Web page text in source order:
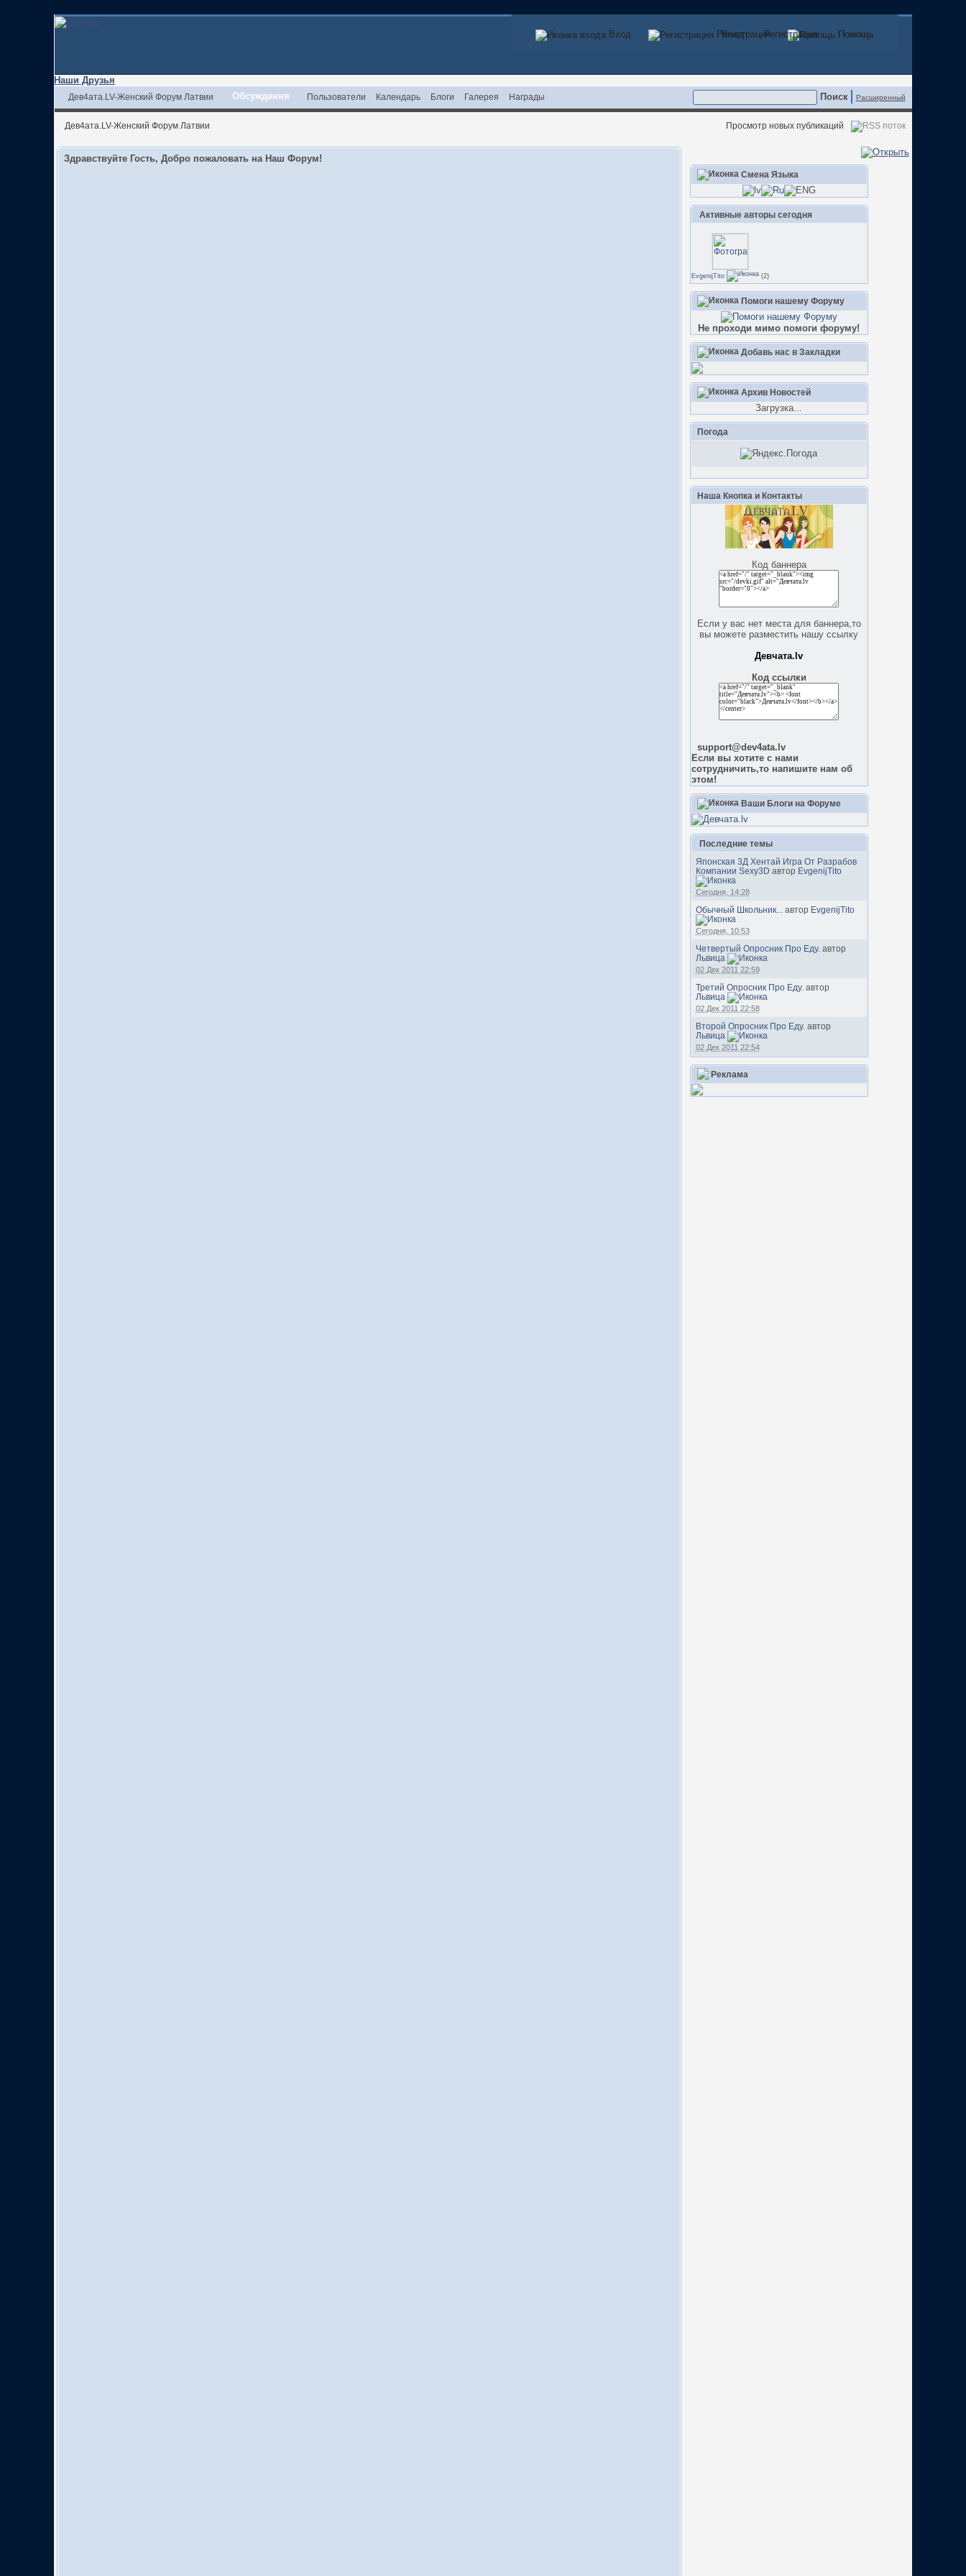
Вход Регистрация Помощь
Вход Регистрация Помощь
Наши Друзья
Расширенный
Дев4ата.LV-Женский Форум Латвии Обсуждения Пользователи Календарь Блоги Галерея Награды
Дев4ата.LV-Женский Форум Латвии Просмотр новых публикаций
Смена Языка
Активные авторы сегодня
EvgenijTito (2)
Помоги нашему Форуму
Не проходи мимо помоги форуму!
Добавь нас в Закладки
Архив Новостей
Загрузка...
Погода
Наша Кнопка и Контакты
Код баннера
Если у вас нет места для баннера,то
вы можете разместить нашу ссылку
Девчата.lv
Код ссылки
support@dev4ata.lv
Если вы хотите с нами
сотрудничить,то напишите нам об
этом!
Ваши Блоги на Форуме
Последние темы
Японская 3Д Хентай Игра От Разрабов
Компании Sexy3D автор EvgenijTito
Сегодня, 14:28
Обычный Школьник... автор EvgenijTito
Сегодня, 10:53
Четвертый Опросник Про Еду. автор
Львица
02 Дек 2011 22:59
Третий Опросник Про Еду. автор
Львица
02 Дек 2011 22:58
Второй Опросник Про Еду. автор
Львица
02 Дек 2011 22:54
Реклама
Здравствуйте Гость, Добро пожаловать на Наш Форум!